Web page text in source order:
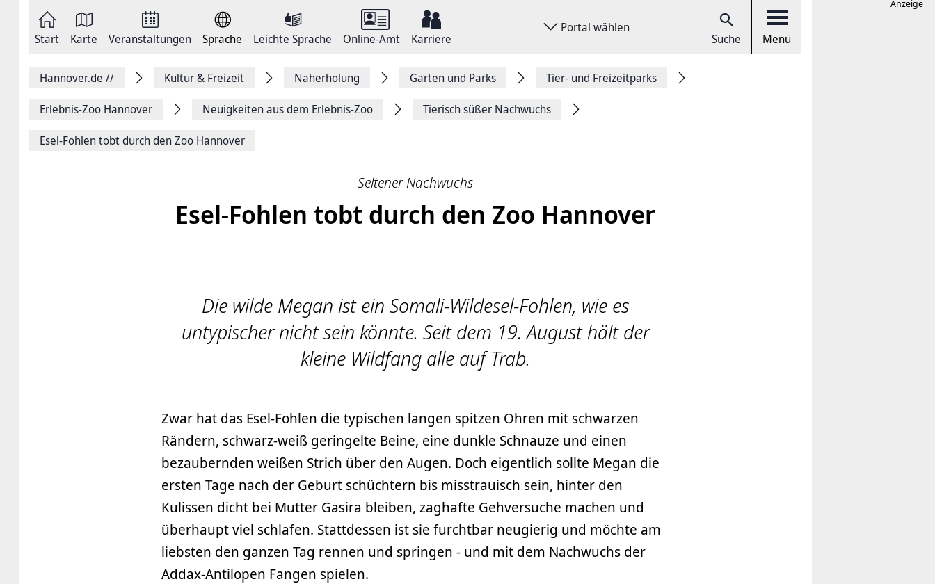
springen
Start Karte Veranstaltungen Sprache Leichte Sprache Online-Amt Karriere
Portal wählen
Suche Menü
FacebookHannover.de // Kultur & Freizeit Naherholung Gärten und Parks Tier- und Freizeitparks
Erlebnis-Zoo Hannover Neuigkeiten aus dem Erlebnis-Zoo Tierisch süßer Nachwuchs
Esel-Fohlen tobt durch den Zoo Hannover
Seltener Nachwuchs
Esel-Fohlen tobt durch den Zoo Hannover
Die wilde Megan ist ein Somali-Wildesel-Fohlen, wie es
untypischer nicht sein könnte. Seit dem 19. August hält der
kleine Wildfang alle auf Trab.
Zwar hat das Esel-Fohlen die typischen langen spitzen Ohren mit schwarzen
Rändern, schwarz-weiß geringelte Beine, eine dunkle Schnauze und einen
bezaubernden weißen Strich über den Augen. Doch eigentlich sollte Megan die
ersten Tage nach der Geburt schüchtern bis misstrauisch sein, hinter den
Kulissen dicht bei Mutter Gasira bleiben, zaghafte Gehversuche machen und
überhaupt viel schlafen. Stattdessen ist sie furchtbar neugierig und möchte am
liebsten den ganzen Tag rennen und springen - und mit dem Nachwuchs der
Addax-Antilopen Fangen spielen.
Anzeige